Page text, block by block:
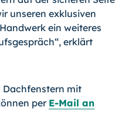
unseren exklusiven
ein weiteres
erklärt
mit
per E-Mail an